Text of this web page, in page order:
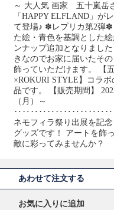
～ 大人気 画家 五十嵐岳
「HAPPY ELFLAND」が
て登場♪ ✽レプリカ第2弾✽
た絵・青色を基調とした
ンナップ追加となりまし
きなのでお家に届いたそ
飾っていただけます。 【
×ROKURI STYLE】コラ
品です。 【販売期間】
（月）～
ネモフィラ祭り出展を記
グッズです！ アートを飾
敵に彩ってみませんか？
あわせて注文する
お気に入りに追加